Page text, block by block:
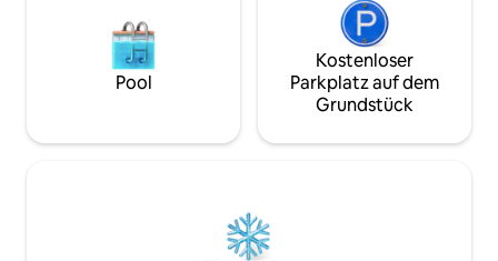
Pool
Kostenloser
Parkplatz auf dem
Grundstück